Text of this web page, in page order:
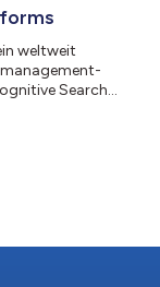
weltweit
Search
für ihre
in die L...